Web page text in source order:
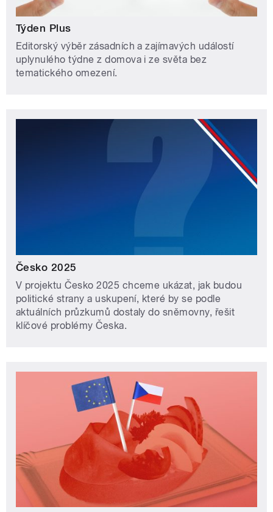
Týden Plus
Editorský výběr zásadních a zajímavých událostí
uplynulého týdne z domova i ze světa bez
tematického omezení.
Česko 2025
V projektu Česko 2025 chceme ukázat, jak budou
politické strany a uskupení, které by se podle
aktuálních průzkumů dostaly do sněmovny, řešit
klíčové problémy Česka.